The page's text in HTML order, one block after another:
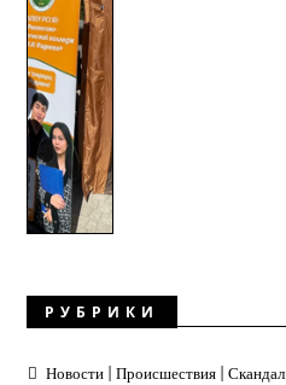
РУБРИКИ
Новости | Происшествия | Скандал